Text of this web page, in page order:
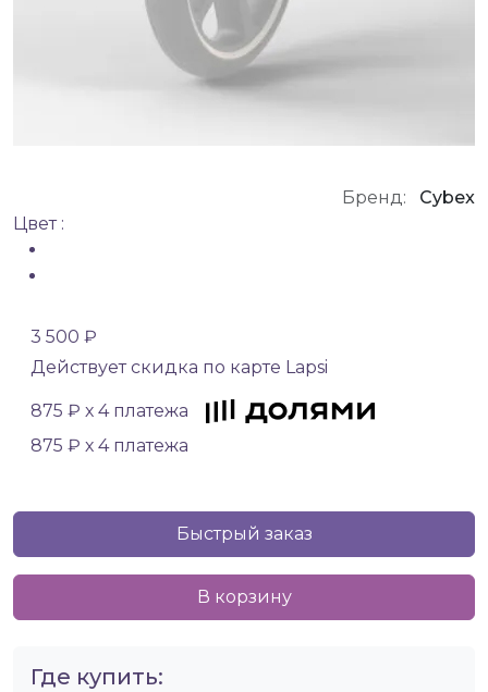
Бренд:
Cybex
Цвет :
3 500 ₽
Действует скидка по карте Lapsi
875 ₽ х 4 платежа
875 ₽ х 4 платежа
Быстрый заказ
В корзину
Где купить: